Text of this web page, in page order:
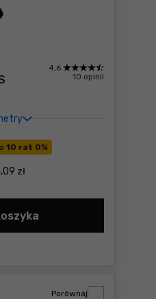
4,6
10 opinii
10 rat 0%
zł
Szlifierka kątowa Bosch
Porównaj